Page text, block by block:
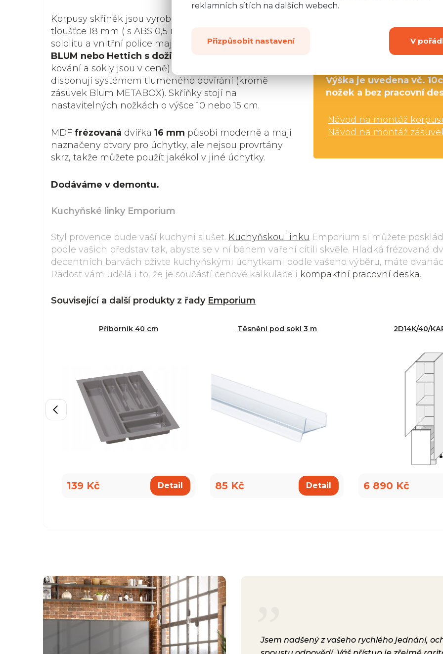
Výška je uvedena vč.
nožek a bez pracovní
Návod na montáž
Návod na montáž
Korpusy skříněk jsou vyrobené z kvalitní LTD desky o
tloušťce 18 mm ( s ABS 0,5 mm). Záda jsou z bílého
sololitu a vnitřní police mají nosnost 15-25 kg. Kování
BLUM nebo Hettich s doživotní zárukou
kování a sokly jsou v ceně) a všechna dvířka i zásuvky
disponují systémem tlumeného dovírání (kromě
zásuvek Blum METABOX). Skříňky stojí na
nastavitelných nožkách o výšce 10 nebo 15 cm.
MDF frézovaná dvířka 16 mm působí moderně a mají
naznačeny otvory pro úchytky, ale nejsou provrtány
skrz, takže můžete použít jakékoliv jiné úchytky.
Dodáváme v demontu.
Kuchyňské linky Emporium
Styl provence bude vaší kuchyni slušet. Kuchyňskou linku Emporium si můžete
podle vašich představ tak, abyste se v ní během vaření cítili skvěle. Hladká frézovaná
decentních barvách oživte kuchyňskými úchytkami podle vašeho výběru, máte
Radost vám udělá i to, že je součástí cenové kalkulace i kompaktní pracovní deska.
Související a další produkty z řady Emporium
Příborník 40 cm
139 Kč Detail
Těsnění pod sokl 3 m
85 Kč Detail
2D14K/40/
6 890 Kč
deseti. Kuchyň je krásná a kvalitní. Ochotný personál,
Jsem nadšený z vašeho rychlého jednání,
reklamních sítích na dalších webech.
Přizpůsobit nastavení V